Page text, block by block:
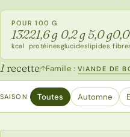
POUR 100 G
132
kcal
21,6 g
protéines
0,2 g
glucides
5,0 g
lipides
1 recette↑Famille : VIANDE DE
SAISON Toutes Automne